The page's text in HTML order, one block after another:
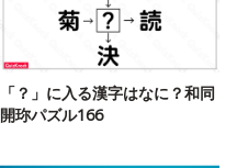
「？」に入る漢字はなに？和同
開珎パズル166